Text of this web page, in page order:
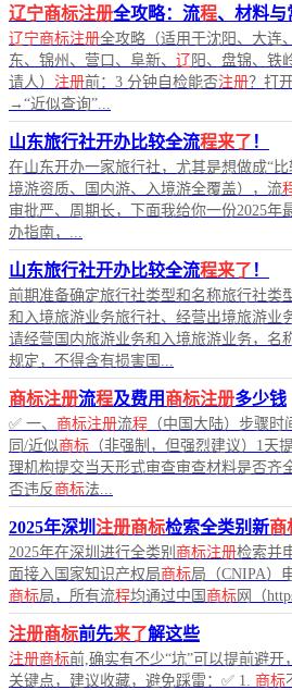
辽宁商标注册全攻略：流程、材料与
辽宁商标注册全攻略（适用于沈阳、大连
东、锦州、营口、阜新、 辽 阳、盘锦、铁
请人） 注册前：3 分钟自检能否注册？打
→“近似查询”...
山东旅行社开办比较全流程来了 ！
在山东开办一家旅行社，尤其是想做成“
境游资质、国内游、入境游全覆盖），流
审批严、周期长，下面我给你一份2025年
办指南，...
山东旅行社开办比较全流程来了 ！
前期准备确定旅行社类型和名称旅行社类
和入境旅游业务旅行社、经营出境旅游业
请经营国内旅游业务和入境旅游业务，名
规定，不得含有损害国...
商标注册流程及费用 商标注册多少钱
✅ 一、 商标注册流程 （中国大陆）步骤时
同/近似商标 （非强制，但强烈建议）1天
理机构提交当天形式审查审查材料是否齐
否违反商标法...
2025年深圳 注册商标检索全类别新商
2025年在深圳进行全类别 商标注册检索并
面接入国家知识产权局商标局（CNIPA）
商标局，所有流程均通过中国商标网（
注册商标前先来了解这些
注册商标前,确实有不少“坑”可以提前避开
关键点，建议收藏，避免踩雷：✅ 1. 商标